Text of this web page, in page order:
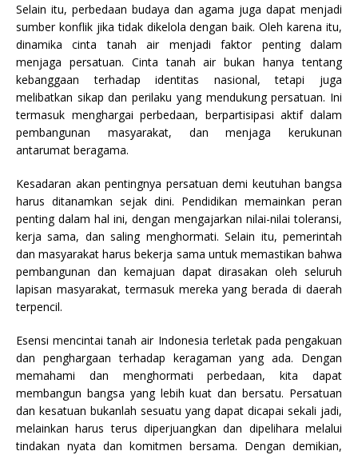
Selain itu, perbedaan budaya dan agama juga dapat menjadi
sumber konflik jika tidak dikelola dengan baik. Oleh karena itu,
dinamika cinta tanah air menjadi faktor penting dalam
menjaga persatuan. Cinta tanah air bukan hanya tentang
kebanggaan terhadap identitas nasional, tetapi juga
melibatkan sikap dan perilaku yang mendukung persatuan. Ini
termasuk menghargai perbedaan, berpartisipasi aktif dalam
pembangunan masyarakat, dan menjaga kerukunan
antarumat beragama.
Kesadaran akan pentingnya persatuan demi keutuhan bangsa
harus ditanamkan sejak dini. Pendidikan memainkan peran
penting dalam hal ini, dengan mengajarkan nilai-nilai toleransi,
kerja sama, dan saling menghormati. Selain itu, pemerintah
dan masyarakat harus bekerja sama untuk memastikan bahwa
pembangunan dan kemajuan dapat dirasakan oleh seluruh
lapisan masyarakat, termasuk mereka yang berada di daerah
terpencil.
Esensi mencintai tanah air Indonesia terletak pada pengakuan
dan penghargaan terhadap keragaman yang ada. Dengan
memahami dan menghormati perbedaan, kita dapat
membangun bangsa yang lebih kuat dan bersatu. Persatuan
dan kesatuan bukanlah sesuatu yang dapat dicapai sekali jadi,
melainkan harus terus diperjuangkan dan dipelihara melalui
tindakan nyata dan komitmen bersama. Dengan demikian,